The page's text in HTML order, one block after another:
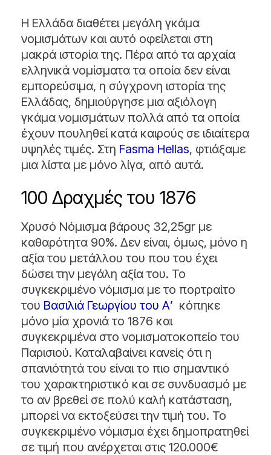
Η Ελλάδα διαθέτει μεγάλη γκάμα
νομισμάτων και αυτό οφείλεται στη
μακρά ιστορία της. Πέρα από τα αρχαία
ελληνικά νομίσματα τα οποία δεν είναι
εμπορεύσιμα, η σύγχρονη ιστορία της
Ελλάδας, δημιούργησε μια αξιόλογη
γκάμα νομισμάτων πολλά από τα οποία
έχουν πουληθεί κατά καιρούς σε ιδιαίτερα
υψηλές τιμές. Στη Fasma Hellas, φτιάξαμε
μια λίστα με μόνο λίγα, από αυτά.
100 Δραχμές του 1876
Χρυσό Νόμισμα βάρους 32,25gr με
καθαρότητα 90%. Δεν είναι, όμως, μόνο η
αξία του μετάλλου του που του έχει
δώσει την μεγάλη αξία του. Το
συγκεκριμένο νόμισμα με το πορτραίτο
του Βασιλιά Γεωργίου του Α’ κόπηκε
μόνο μία χρονιά το 1876 και
συγκεκριμένα στο νομισματοκοπείο του
Παρισιού. Καταλαβαίνει κανείς ότι η
σπανιότητά του είναι το πιο σημαντικό
του χαρακτηριστικό και σε συνδυασμό με
το αν βρεθεί σε πολύ καλή κατάσταση,
μπορεί να εκτοξεύσει την τιμή του. Το
συγκεκριμένο νόμισμα έχει δημοπρατηθεί
σε τιμή που ανέρχεται στις 120.000€